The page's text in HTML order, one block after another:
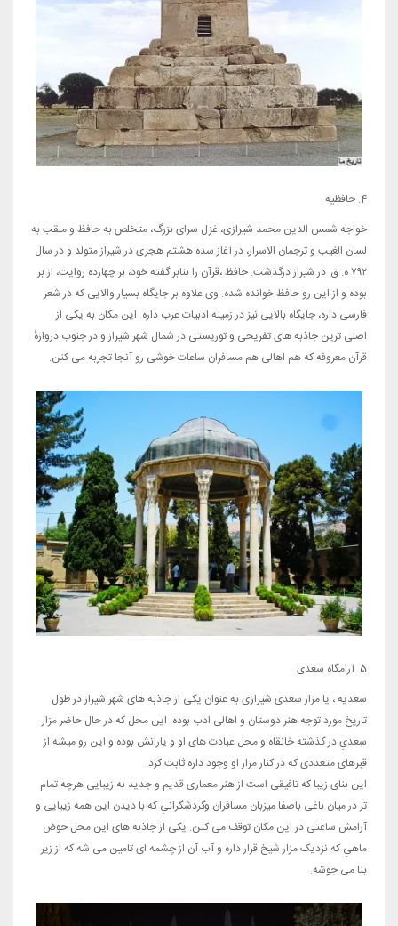
4. حافظیه
خواجه شمس الدین محمد شیرازی، غزل سرای بزرگ، متخلص به حافظ و ملقب به
لسان الغیب و ترجمان الاسرار، در آغاز سده هشتم هجری در شیراز متولد و در سال
۷۹۲ ه. ق. در شیراز درگذشت. حافظ ،قرآن را بنابر گفته خود، بر چهارده روایت، از بر
بوده و از این رو حافظ خوانده شده. وی علاوه بر جایگاه بسیار والایی که در شعر
فارسی داره، جایگاه بالایی نیز در زمینه ادبیات عرب داره. این مکان به یکی از
اصلی ترین جاذبه های تفریحی و توریستی در شمال شهر شیراز و در جنوب دروازهٔ
قرآن معروفه که هم اهالی هم مسافران ساعات خوشی رو آنجا تجربه می کنن.
5. آرامگاه سعدی
سعدیه ، یا مزار سعدی شیرازی به عنوان یکی از جاذبه های شهر شیراز در طول
تاریخ مورد توجه هنر دوستان و اهالی ادب بوده. این محل که در حال حاضر مزار
سعدیِ در گذشته خانقاه و محل عبادت های او و یارانش بوده و این رو میشه از
قبرهای متعددی که در کنار مزار او وجود داره ثابت کرد.
این بنای زیبا که تافیقی است از هنر معماری قدیم و جدید به زیبایی هرچه تمام
تر در میان باغی باصفا میزبان مسافران وگردشگرانیِ که با دیدن این همه زیبایی و
آرامش ساعتی در این مکان توقف می کنن. یکی از جاذبه های این محل حوض
ماهیِ که نزدیک مزار شیخ قرار داره و آب آن از چشمه ای تامین می شه که از زیر
بنا می جوشه.